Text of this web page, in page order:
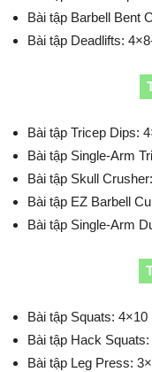
Bài tập Barbell Bent
Bài tập Deadlifts:
Bài tập Tricep Dips:
Bài tập Single-Arm
Bài tập Skull
Bài tập EZ Barbell
Bài tập Single-Arm
Bài tập Squats: 4×10
Bài tập Hack
Bài tập Leg Press: